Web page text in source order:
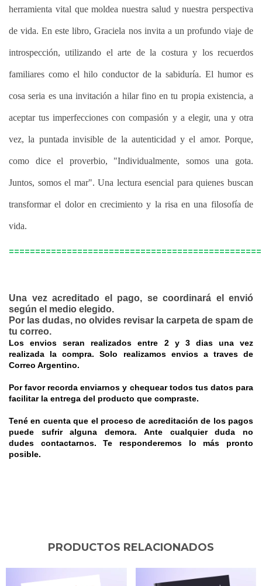
MARÍA
MAGDALENA
LENNER
DE
LÓPEZ
EDICIÓN
IMPRESAERNESTINA
Y
LA
CAJA
MARÍA
MAGDALENA
LENNER
DE
EDICIÓN
FOLKLÓRICO
herramienta vital que moldea nuestra salud y nuestra perspectiva
de vida. En este libro, Graciela nos invita a un profundo viaje de
introspección, utilizando el arte de la costura y los recuerdos
familiares como el hilo conductor de la sabiduría. El humor es
cosa seria es una invitación a hilar fino en tu propia existencia, a
aceptar tus imperfecciones con compasión y a elegir, una y otra
vez, la puntada invisible de la autenticidad y el amor. Porque,
como dice el proverbio, "Individualmente, somos una gota.
Juntos, somos el mar". Una lectura esencial para quienes buscan
transformar el dolor en crecimiento y la risa en una filosofía de
vida.
Una vez acreditado el pago, se coordinará el envió
según el medio elegido.
Por las dudas, no olvides revisar la carpeta de spam de
tu correo.
Los envios seran realizados entre 2 y 3 dias una vez
realizada la compra. Solo realizamos envios a traves de
Correo Argentino.
Por favor recorda enviarnos y chequear todos tus datos para
facilitar la entrega del producto que compraste.
Tené en cuenta que el proceso de acreditación de los pagos
puede sufrir alguna demora. Ante cualquier duda no
dudes contactarnos. Te responderemos lo más pronto
posible.
PRODUCTOS RELACIONADOS